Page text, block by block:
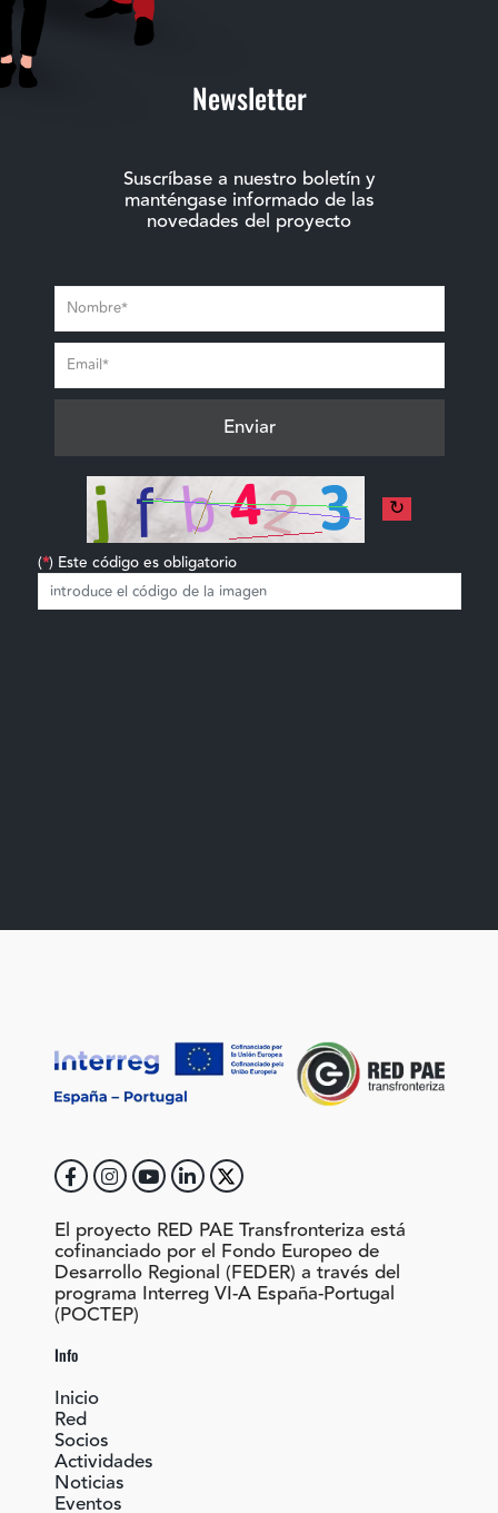
Newsletter
Suscríbase a nuestro boletín y
manténgase informado de las
novedades del proyecto
↻
(*) Este código es obligatorio
El proyecto RED PAE Transfronteriza está
cofinanciado por el Fondo Europeo de
Desarrollo Regional (FEDER) a través del
programa Interreg VI-A España-Portugal
(POCTEP)
Info
Inicio
Red
Socios
Actividades
Noticias
Eventos